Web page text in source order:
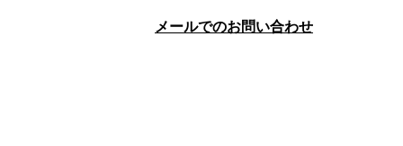
メールでのお問い合わせ